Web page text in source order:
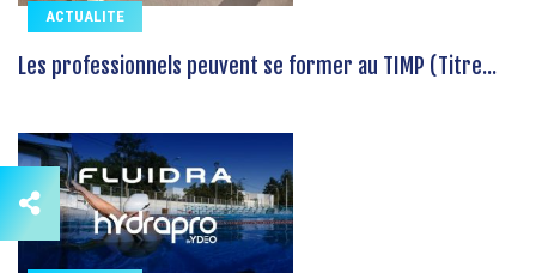
ACTUALITE
Les professionnels peuvent se former au TIMP (Titre...